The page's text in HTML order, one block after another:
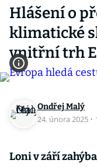
Hlášení o
klimatické
vnitřní trh
Ondřej Malý
24. února 2025 ·
Loni v září